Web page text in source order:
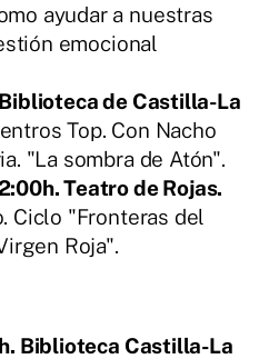
ayudar a nuestras
emocional
de Castilla-La
Top. Con Nacho
"La sombra de Atón".
Teatro de Rojas.
Ciclo "Fronteras del
Roja".
Biblioteca Castilla-La